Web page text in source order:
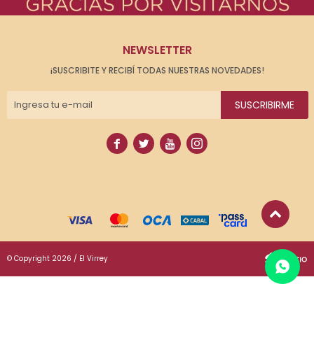
NEWSLETTER
¡SUSCRIBITE Y RECIBÍ TODAS NUESTRAS NOVEDADES!
SUSCRIBIRME
   
© Copyright 2026 / El Virrey